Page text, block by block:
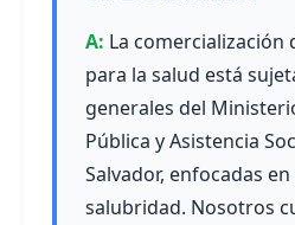
La comercialización
para la salud está
generales del
Pública y Asistencia
Salvador, enfocadas
salubridad. Nosotros